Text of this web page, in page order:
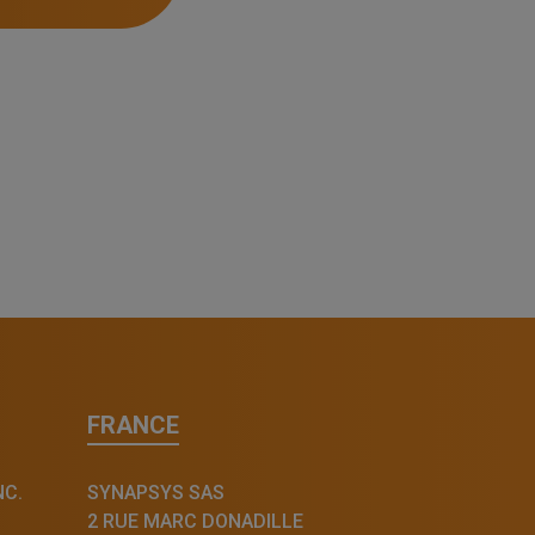
FRANCE
SYNAPSYS SAS
2 RUE MARC DONADILLE